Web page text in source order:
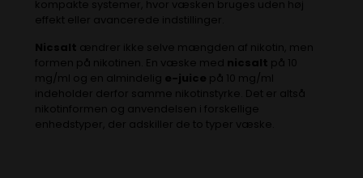
kompakte systemer, hvor væsken bruges uden høj
effekt eller avancerede indstillinger.
Nicsalt ændrer ikke selve mængden af nikotin, men
formen på nikotinen. En væske med nicsalt på 10
mg/ml og en almindelig e-juice på 10 mg/ml
indeholder derfor samme nikotinstyrke. Det er altså
nikotinformen og anvendelsen i forskellige
enhedstyper, der adskiller de to typer væske.